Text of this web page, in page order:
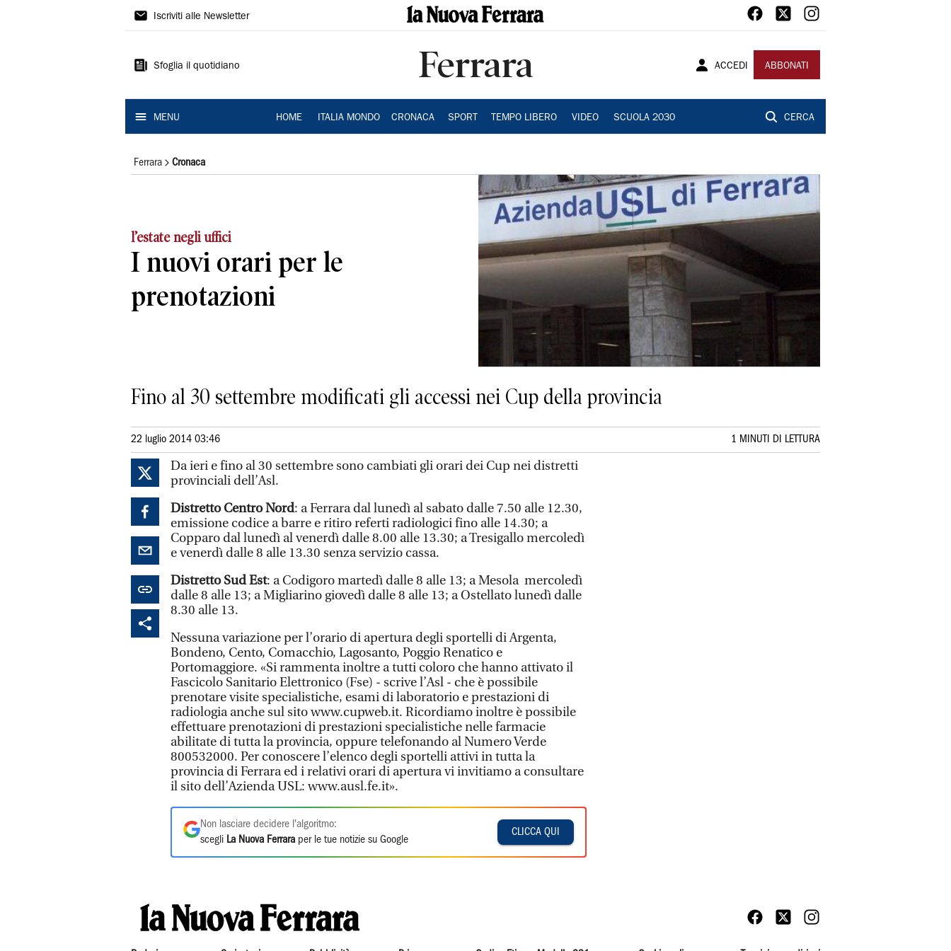
La
Ferrara
Iscriviti alle Newsletter
Sfoglia il quotidiano Ferrara ACCEDI ABBONATI
MENU HOME ITALIA MONDO CRONACA SPORT TEMPO LIBERO VIDEO SCUOLA 2030 CERCA
Ferrara Cronaca
l’estate negli uffici
I nuovi orari per le
prenotazioni
Fino al 30 settembre modificati gli accessi nei Cup della provincia
22 luglio 2014 03:46 1 MINUTI DI LETTURA
Da ieri e fino al 30 settembre sono cambiati gli orari dei Cup nei distretti
provinciali dell’Asl.
Distretto Centro Nord: a Ferrara dal lunedì al sabato dalle 7.50 alle 12.30,
emissione codice a barre e ritiro referti radiologici fino alle 14.30; a
Copparo dal lunedì al venerdì dalle 8.00 alle 13.30; a Tresigallo mercoledì
e venerdì dalle 8 alle 13.30 senza servizio cassa.
Distretto Sud Est: a Codigoro martedì dalle 8 alle 13; a Mesola mercoledì
dalle 8 alle 13; a Migliarino giovedì dalle 8 alle 13; a Ostellato lunedì dalle
8.30 alle 13.
Nessuna variazione per l’orario di apertura degli sportelli di Argenta,
Bondeno, Cento, Comacchio, Lagosanto, Poggio Renatico e
Portomaggiore. «Si rammenta inoltre a tutti coloro che hanno attivato il
Fascicolo Sanitario Elettronico (Fse) - scrive l’Asl - che è possibile
prenotare visite specialistiche, esami di laboratorio e prestazioni di
radiologia anche sul sito www.cupweb.it. Ricordiamo inoltre è possibile
effettuare prenotazioni di prestazioni specialistiche nelle farmacie
abilitate di tutta la provincia, oppure telefonando al Numero Verde
800532000. Per conoscere l’elenco degli sportelli attivi in tutta la
provincia di Ferrara ed i relativi orari di apertura vi invitiamo a consultare
il sito dell’Azienda USL: www.ausl.fe.it».
Non lasciare decidere l'algoritmo:
scegli La Nuova Ferrara per le tue notizie su Google
CLICCA QUI